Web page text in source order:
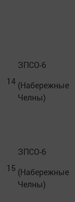
14
ЗПСО-6
(Набережные
Челны)
15
ЗПСО-6
(Набережные
Челны)